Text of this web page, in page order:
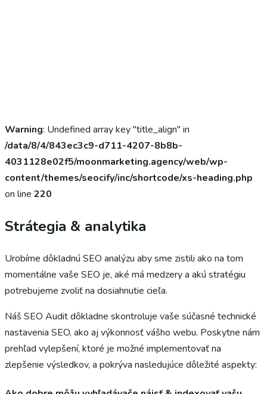
Warning: Undefined array key "title_align" in
/data/8/4/843ec3c9-d711-4207-8b8b-
4031128e02f5/moonmarketing.agency/web/wp-
content/themes/seocify/inc/shortcode/xs-heading.php
on line 220
Strátegia & analytika
Urobíme dôkladnú SEO analýzu aby sme zistili ako na tom
momentálne vaše SEO je, aké má medzery a akú stratégiu
potrebujeme zvoliť na dosiahnutie cieľa.
Náš SEO Audit dôkladne skontroluje vaše súčasné technické
nastavenia SEO, ako aj výkonnosť vášho webu. Poskytne nám
prehľad vylepšení, ktoré je možné implementovať na
zlepšenie výsledkov, a pokrýva nasledujúce dôležité aspekty: